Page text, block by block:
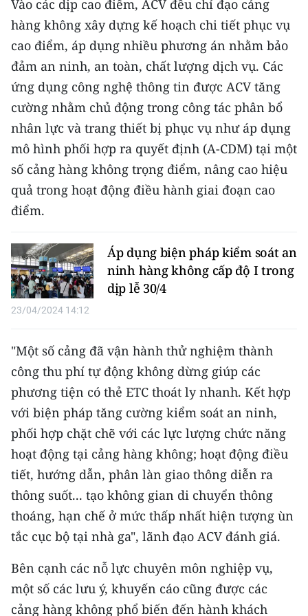
TIN MỚI
TIN ĐỊA PHƯƠNG
Trung du và miền núi phía Bắc
Đồng bằng sông Hồng
Bắc Trung Bộ
Duyên hải Nam Trung Bộ và Tây
Nguyên
Đông Nam Bộ
Đồng bằng sông Cửu Long
Chuyên trang Hà Nội
Chuyên trang TP. Hồ Chí Minh
CÁC CHUYÊN TRANG
VỀ BÁO NHÂN DÂN
THỜI NAY
NHÂN DÂN CUỐI TUẦN
NHÂN DÂN HẰNG THÁNG
MUA BÁO
ĐỌC BÁO IN
Vào các dịp cao điểm, ACV đều chỉ đạo cảng
hàng không xây dựng kế hoạch chi tiết phục vụ
cao điểm, áp dụng nhiều phương án nhằm bảo
đảm an ninh, an toàn, chất lượng dịch vụ. Các
ứng dụng công nghệ thông tin được ACV tăng
cường nhằm chủ động trong công tác phân bổ
nhân lực và trang thiết bị phục vụ như áp dụng
mô hình phối hợp ra quyết định (A-CDM) tại một
số cảng hàng không trọng điểm, nâng cao hiệu
quả trong hoạt động điều hành giai đoạn cao
điểm.
Áp dụng biện pháp kiểm soát an
ninh hàng không cấp độ I trong
dịp lễ 30/4
23/04/2024 14:12
"Một số cảng đã vận hành thử nghiệm thành
công thu phí tự động không dừng giúp các
phương tiện có thẻ ETC thoát ly nhanh. Kết hợp
với biện pháp tăng cường kiểm soát an ninh,
phối hợp chặt chẽ với các lực lượng chức năng
hoạt động tại cảng hàng không; hoạt động điều
tiết, hướng dẫn, phân làn giao thông diễn ra
thông suốt... tạo không gian di chuyển thông
thoáng, hạn chế ở mức thấp nhất hiện tượng ùn
tắc cục bộ tại nhà ga", lãnh đạo ACV đánh giá.
Bên cạnh các nỗ lực chuyên môn nghiệp vụ,
một số các lưu ý, khuyến cáo cũng được các
cảng hàng không phổ biến đến hành khách